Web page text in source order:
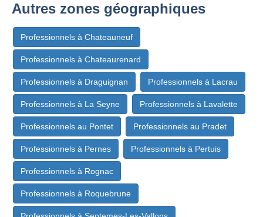
Autres zones géographiques
Professionnels à Chateauneuf
Professionnels à Chateaurenard
Professionnels à Draguignan Professionnels à Lacrau
Professionnels à La Seyne Professionnels à Lavalette
Professionnels au Pontet Professionnels au Pradet
Professionnels à Pernes Professionnels à Pertuis
Professionnels à Rognac
Professionnels à Roquebrune